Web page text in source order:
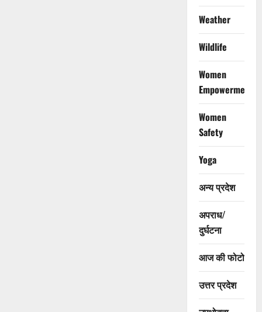
Weather
Wildlife
Women
Empowerment
Women
Safety
Yoga
अन्य प्रदेश
अपराध/
दुर्घटना
आज की फोटो
उत्तर प्रदेश